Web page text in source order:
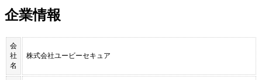
企業情報
会
社
名
株式会社ユービーセキュア